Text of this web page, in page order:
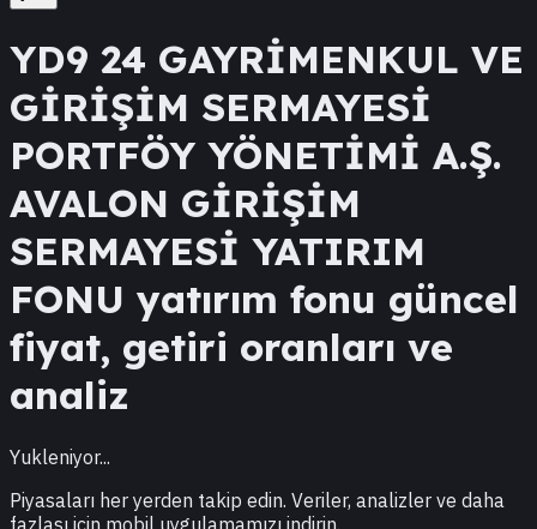
YD9 24 GAYRİMENKUL VE
GİRİŞİM SERMAYESİ
PORTFÖY YÖNETİMİ A.Ş.
AVALON GİRİŞİM
SERMAYESİ YATIRIM
FONU yatırım fonu güncel
fiyat, getiri oranları ve
analiz
Yukleniyor...
Piyasaları her yerden takip edin. Veriler, analizler ve daha
fazlası için mobil uygulamamızı indirin.